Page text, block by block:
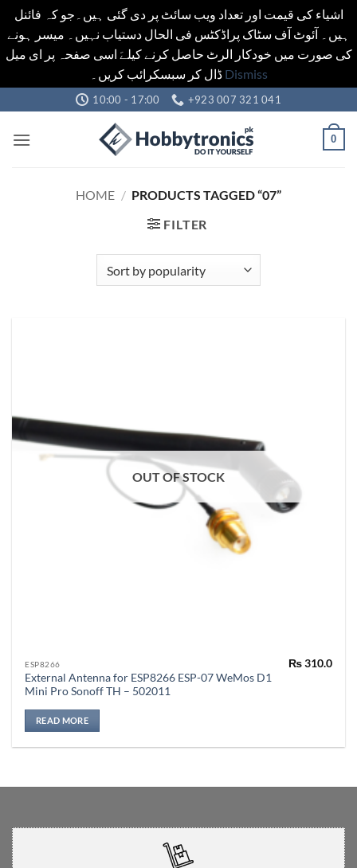
اشیاء کی قیمت اور تعداد ویب سائٹ پر دی گئی ہیں۔جو کہ فائنل
ہیں۔ آئوٹ آف سٹاک پراڈکٹس فی الحال دستیاب نہیں۔ میسر ہونے
کی صورت میں خودکار الرٹ حاصل کرنے کیلےَ اسی صفحہ پر ای میل
ڈال کر سبسکرائب کریں۔ Dismiss
to
content
10:00 - 17:00 +923 007 321 041
0
HOME / PRODUCTS TAGGED “07”
FILTER
OUT OF STOCK
ESP8266
External Antenna for ESP8266 ESP-07 WeMos D1
Mini Pro Sonoff TH – 502011
₨310.0
READ MORE